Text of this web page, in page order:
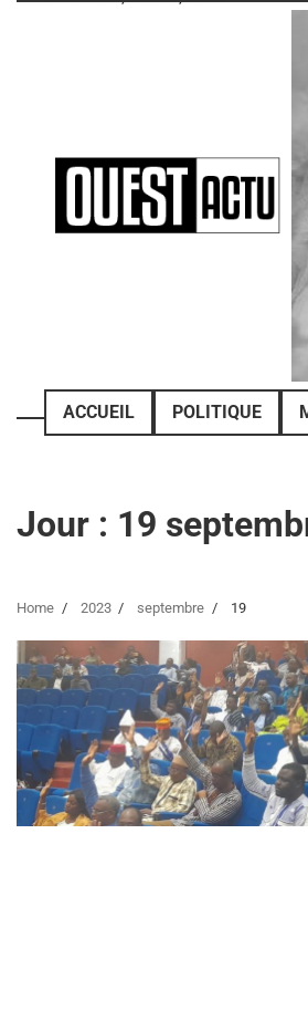
ACCUEIL POLITIQUE
Jour : 19
Home 2023 septembre 19